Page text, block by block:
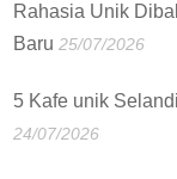
Rahasia Unik
Baru 25/07/2026
5 Kafe unik
24/07/2026